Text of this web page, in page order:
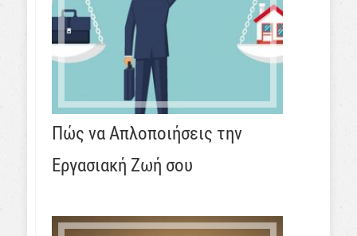
Πώς να Απλοποιήσεις την
Εργασιακή Ζωή σου